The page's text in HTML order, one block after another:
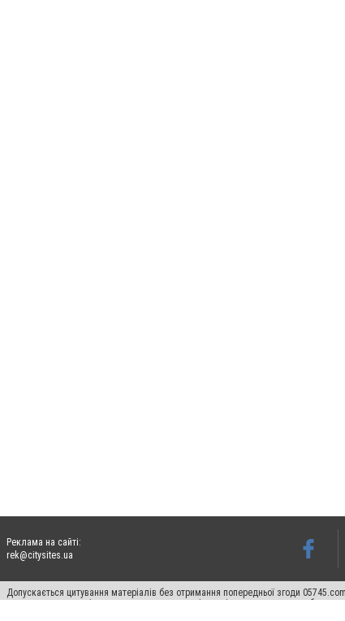
Реклама на сайті:
rek@citysites.ua
Допускається цитування матеріалів без отримання попередньої згоди
пошукових систем гіперпосилання на цитовані статті не нижче другого